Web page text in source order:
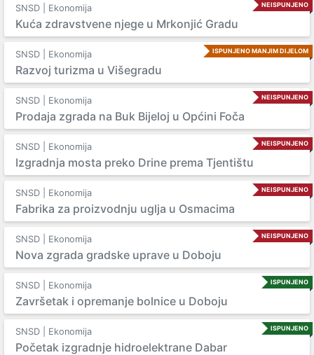
NEISPUNJENO
SNSD | Ekonomija
Kuća zdravstvene njege u Mrkonjić Gradu
ISPUNJENO MANJIM DIJELOM
SNSD | Ekonomija
Razvoj turizma u Višegradu
NEISPUNJENO
SNSD | Ekonomija
Prodaja zgrada na Buk Bijeloj u Općini Foča
NEISPUNJENO
SNSD | Ekonomija
Izgradnja mosta preko Drine prema Tjentištu
NEISPUNJENO
SNSD | Ekonomija
Fabrika za proizvodnju uglja u Osmacima
NEISPUNJENO
SNSD | Ekonomija
Nova zgrada gradske uprave u Doboju
ISPUNJENO
SNSD | Ekonomija
Završetak i opremanje bolnice u Doboju
ISPUNJENO
SNSD | Ekonomija
Početak izgradnje hidroelektrane Dabar